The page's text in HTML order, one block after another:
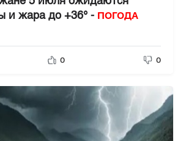
и жара до +36° - ПОГОДА
0 0